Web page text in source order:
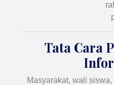
Tata Cara
Masyarakat, wali